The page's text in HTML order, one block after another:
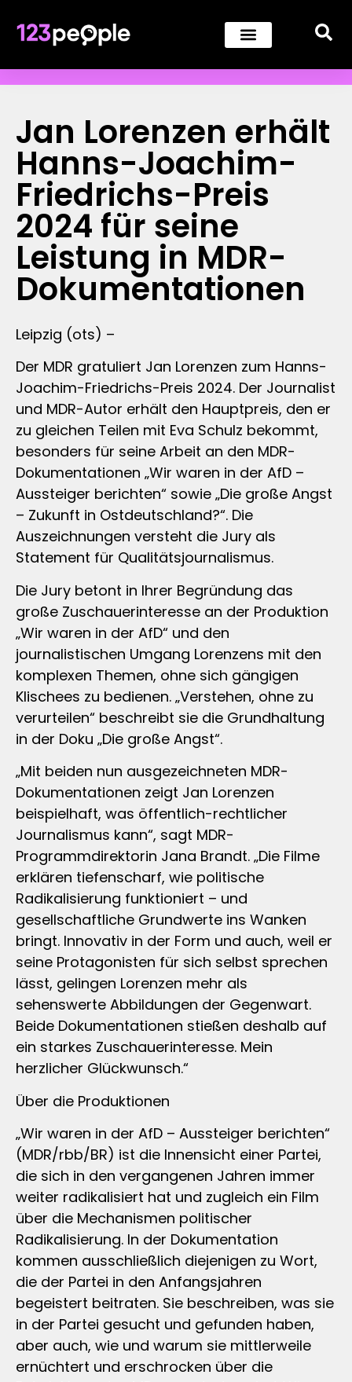
Jan Lorenzen erhält
Hanns-Joachim-
Friedrichs-Preis
2024 für seine
Leistung in MDR-
Dokumentationen
Leipzig (ots) –
Der MDR gratuliert Jan Lorenzen zum Hanns-
Joachim-Friedrichs-Preis 2024. Der Journalist
und MDR-Autor erhält den Hauptpreis, den er
zu gleichen Teilen mit Eva Schulz bekommt,
besonders für seine Arbeit an den MDR-
Dokumentationen „Wir waren in der AfD –
Aussteiger berichten“ sowie „Die große Angst
– Zukunft in Ostdeutschland?“. Die
Auszeichnungen versteht die Jury als
Statement für Qualitätsjournalismus.
Die Jury betont in Ihrer Begründung das
große Zuschauerinteresse an der Produktion
„Wir waren in der AfD“ und den
journalistischen Umgang Lorenzens mit den
komplexen Themen, ohne sich gängigen
Klischees zu bedienen. „Verstehen, ohne zu
verurteilen“ beschreibt sie die Grundhaltung
in der Doku „Die große Angst“.
„Mit beiden nun ausgezeichneten MDR-
Dokumentationen zeigt Jan Lorenzen
beispielhaft, was öffentlich-rechtlicher
Journalismus kann“, sagt MDR-
Programmdirektorin Jana Brandt. „Die Filme
erklären tiefenscharf, wie politische
Radikalisierung funktioniert – und
gesellschaftliche Grundwerte ins Wanken
bringt. Innovativ in der Form und auch, weil er
seine Protagonisten für sich selbst sprechen
lässt, gelingen Lorenzen mehr als
sehenswerte Abbildungen der Gegenwart.
Beide Dokumentationen stießen deshalb auf
ein starkes Zuschauerinteresse. Mein
herzlicher Glückwunsch.“
Über die Produktionen
„Wir waren in der AfD – Aussteiger berichten“
(MDR/rbb/BR) ist die Innensicht einer Partei,
die sich in den vergangenen Jahren immer
weiter radikalisiert hat und zugleich ein Film
über die Mechanismen politischer
Radikalisierung. In der Dokumentation
kommen ausschließlich diejenigen zu Wort,
die der Partei in den Anfangsjahren
begeistert beitraten. Sie beschreiben, was sie
in der Partei gesucht und gefunden haben,
aber auch, wie und warum sie mittlerweile
ernüchtert und erschrocken über die